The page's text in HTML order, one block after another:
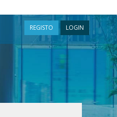
REGISTO LOGIN